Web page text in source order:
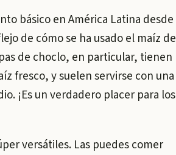
básico en América Latina desde
de cómo se ha usado el maíz de
de choclo, en particular, tienen
fresco, y suelen servirse con una
¡Es un verdadero placer para los
versátiles. Las puedes comer